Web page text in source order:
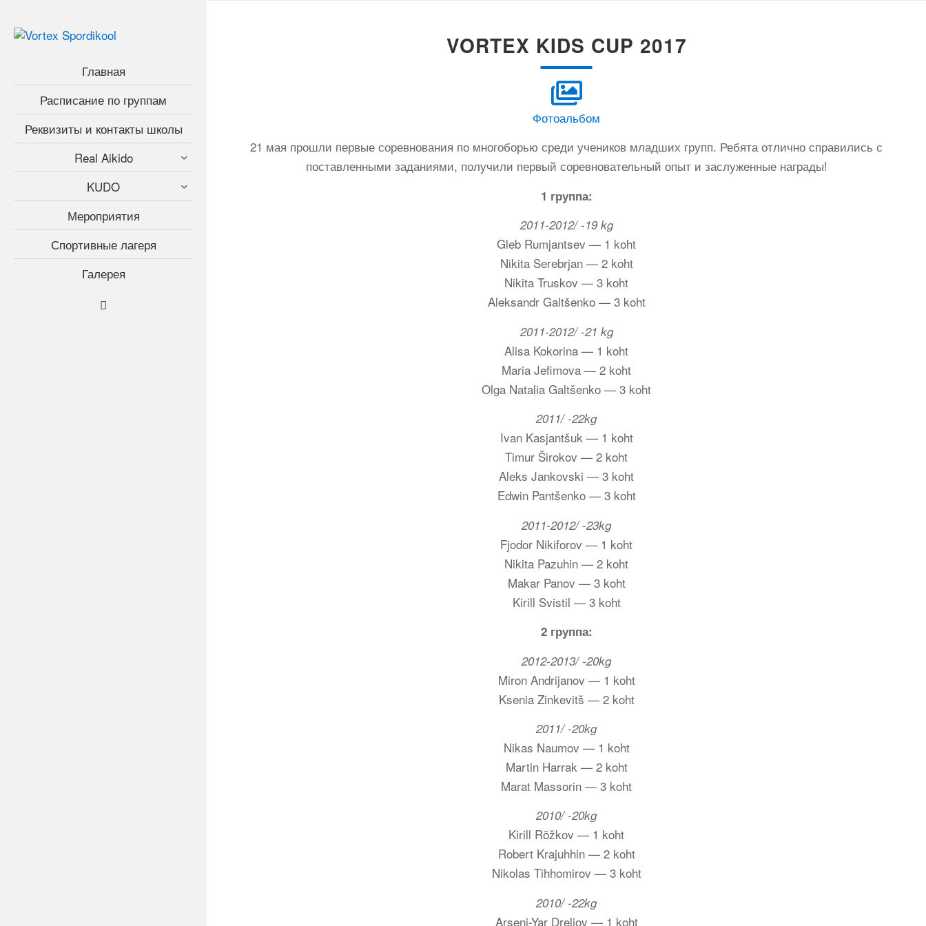
Главная
Расписание по группам
Реквизиты и контакты школы
Real Aikido
KUDO
Мероприятия
Спортивные лагеря
Галерея
VORTEX KIDS CUP 2017
Фотоальбом
21 мая прошли первые соревнования по многоборью среди учеников младших групп. Ребята отлично справились с
поставленными заданиями, получили первый соревновательный опыт и заслуженные награды!
1 группа:
2011-2012/ -19 kg
Gleb Rumjantsev — 1 koht
Nikita Serebrjan — 2 koht
Nikita Truskov — 3 koht
Aleksandr Galtšenko — 3 koht
2011-2012/ -21 kg
Alisa Kokorina — 1 koht
Maria Jefimova — 2 koht
Olga Natalia Galtšenko — 3 koht
2011/ -22kg
Ivan Kasjantšuk — 1 koht
Timur Širokov — 2 koht
Aleks Jankovski — 3 koht
Edwin Pantšenko — 3 koht
2011-2012/ -23kg
Fjodor Nikiforov — 1 koht
Nikita Pazuhin — 2 koht
Makar Panov — 3 koht
Kirill Svistil — 3 koht
2 группа:
2012-2013/ -20kg
Miron Andrijanov — 1 koht
Ksenia Zinkevitš — 2 koht
2011/ -20kg
Nikas Naumov — 1 koht
Martin Harrak — 2 koht
Marat Massorin — 3 koht
2010/ -20kg
Kirill Rõžkov — 1 koht
Robert Krajuhhin — 2 koht
Nikolas Tihhomirov — 3 koht
2010/ -22kg
Arseni-Yar Dreljov — 1 koht